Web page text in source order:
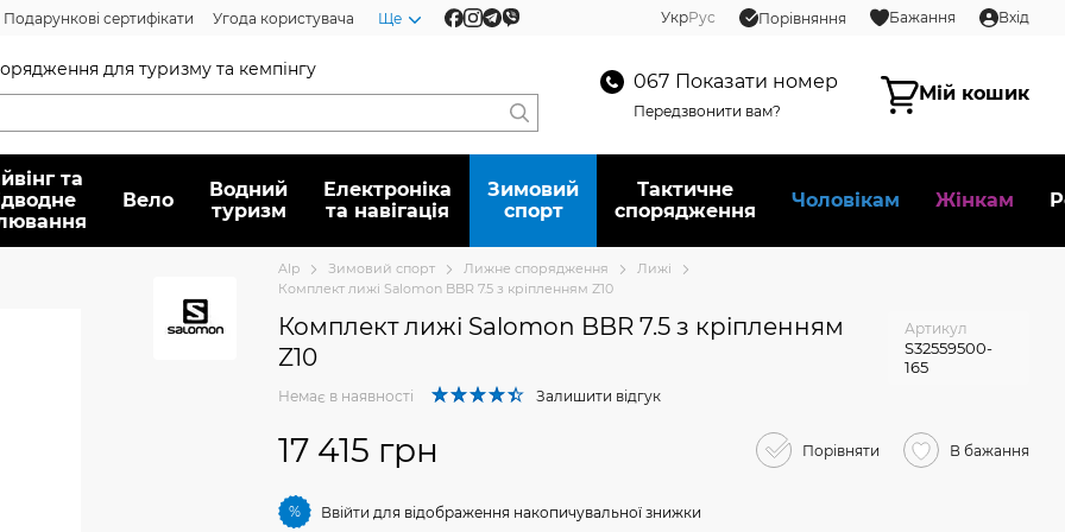
Подарункові сертифікати Угода користувача Ще УкрРус Порівняння Бажання Вхід
для туризму та кемпінгу
067 Показати номер
Передзвонити вам?
Мій кошик
та
Вело
Водний
туризм
Електроніка
та навігація
Зимовий
спорт
Тактичне
спорядження
Чоловікам Жінкам
Alp Зимовий спорт Лижне спорядження
Лижі
Комплект лижі Salomon BBR 7.5 з кріпленням Z10
Комплект лижі Salomon BBR 7.5 з кріпленням
Z10
Артикул
S32559500-
165
Немає в наявності Залишити відгук
17 415 грн Порівняти В бажання
% Ввійти для відображення накопичувальної знижки